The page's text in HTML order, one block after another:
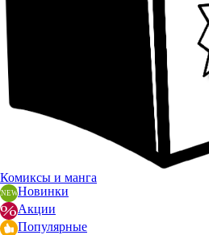
Комиксы и манга
Новинки
Акции
Популярные